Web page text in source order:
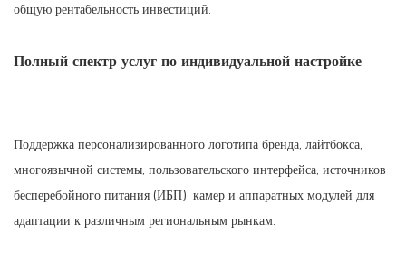
общую рентабельность инвестиций.
Полный спектр услуг по индивидуальной настройке
Поддержка персонализированного логотипа бренда, лайтбокса,
многоязычной системы, пользовательского интерфейса, источников
бесперебойного питания (ИБП), камер и аппаратных модулей для
адаптации к различным региональным рынкам.